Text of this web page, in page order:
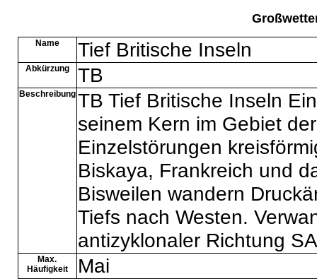
Name Tief Britische Inseln
Abkürzung TB
Beschreibung TB Tief Britische Inseln
seinem Kern im Gebiet
Einzelstörungen
Biskaya, Frankreich und
Bisweilen wandern
Tiefs nach Westen.
antizyklonaler Richtung SA
Max.
Häufigkeit
Mai